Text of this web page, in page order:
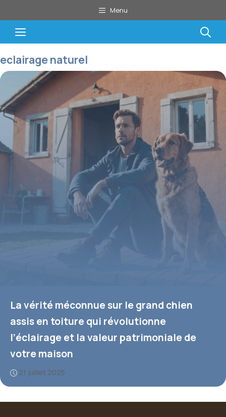
au
contenu
Menu
Menu
eclairage naturel
La vérité méconnue sur le grand chien
assis en toiture qui révolutionne
l’éclairage et la valeur patrimoniale de
votre maison
21 juillet 2025